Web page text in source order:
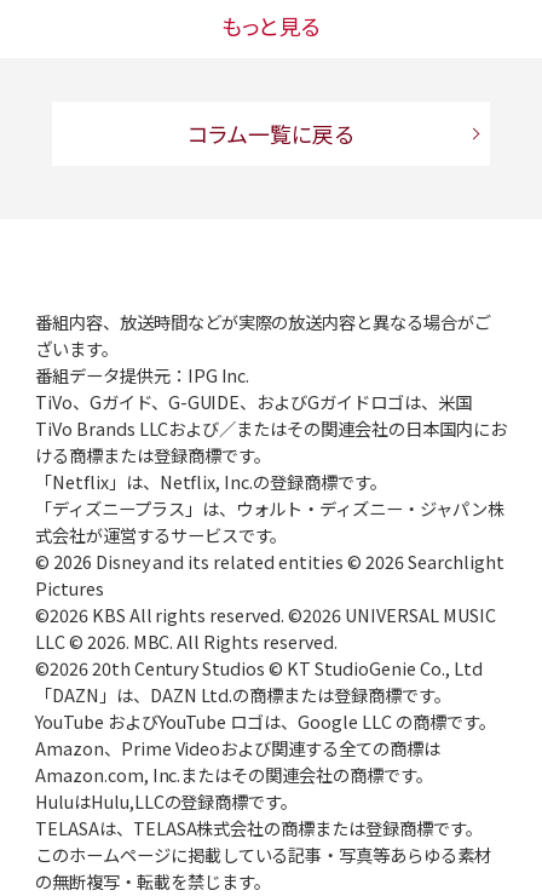
もっと見る
コラム一覧に戻る
番組内容、放送時間などが実際の放送内容と異なる場合がご
ざいます。
番組データ提供元：IPG Inc.
TiVo、Gガイド、G-GUIDE、およびGガイドロゴは、米国
TiVo Brands LLCおよび／またはその関連会社の日本国内にお
ける商標または登録商標です。
「Netflix」は、Netflix, Inc.の登録商標です。
「ディズニープラス」は、ウォルト・ディズニー・ジャパン株
式会社が運営するサービスです。
© 2026 Disney and its related entities © 2026 Searchlight
Pictures
©2026 KBS All rights reserved. ©2026 UNIVERSAL MUSIC
LLC © 2026. MBC. All Rights reserved.
©2026 20th Century Studios © KT StudioGenie Co., Ltd
「DAZN」は、DAZN Ltd.の商標または登録商標です。
YouTube およびYouTube ロゴは、Google LLC の商標です。
Amazon、Prime Videoおよび関連する全ての商標は
Amazon.com, Inc.またはその関連会社の商標です。
HuluはHulu,LLCの登録商標です。
TELASAは、TELASA株式会社の商標または登録商標です。
このホームページに掲載している記事・写真等あらゆる素材
の無断複写・転載を禁じます。